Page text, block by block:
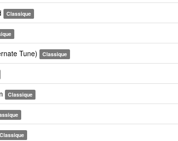
Classique
Tune) Classique
Classique
Classique